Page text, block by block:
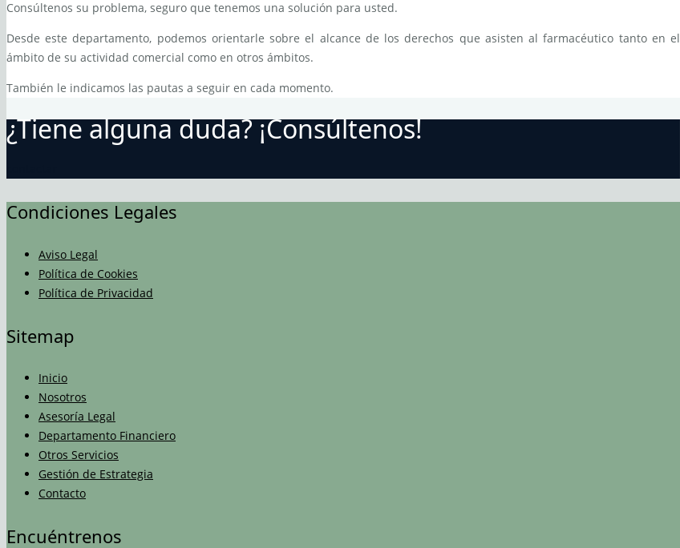
Consúltenos su problema, seguro que tenemos una solución para usted.
Desde este departamento, podemos orientarle sobre el alcance de los derechos que asisten al farmacéutico tanto en el
ámbito de su actividad comercial como en otros ámbitos.
También le indicamos las pautas a seguir en cada momento.
¿Tiene alguna duda? ¡Consúltenos!
Condiciones Legales
Aviso Legal
Política de Cookies
Política de Privacidad
Sitemap
Inicio
Nosotros
Asesoría Legal
Departamento Financiero
Otros Servicios
Gestión de Estrategia
Contacto
Encuéntrenos